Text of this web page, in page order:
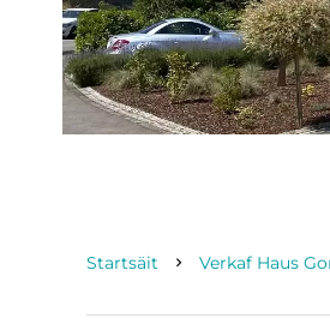
Startsäit Verkaf Haus